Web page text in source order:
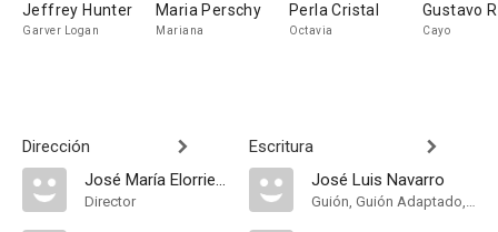
Jeffrey Hunter
Garver Logan
Maria Perschy
Mariana
Perla Cristal
Octavia
Gustavo
Cayo
Dirección
José María Elorrieta
Director
Escritura
José Luis Navarro
Guión, Guión Adaptado, Historia